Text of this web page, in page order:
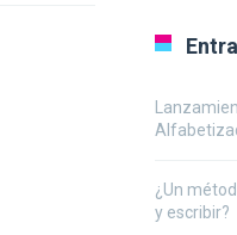
¿Un
y escribir?